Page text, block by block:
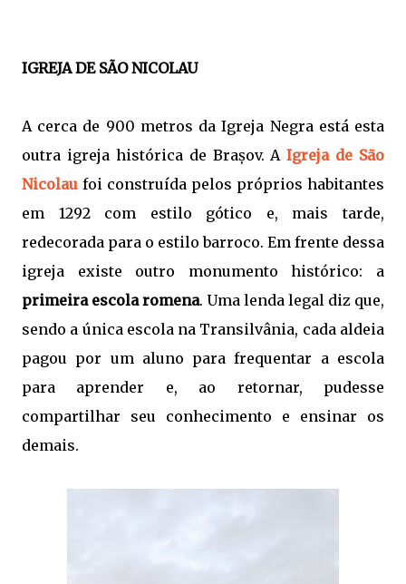
IGREJA DE SÃO NICOLAU
A cerca de 900 metros da Igreja Negra está esta
outra igreja histórica de Brașov. AIgreja de São
Nicolau foi construída pelos próprios habitantes
em 1292 com estilo gótico e, mais tarde,
redecorada para o estilo barroco. Em frente dessa
igreja existe outro monumento histórico: a
primeira escola romena. Uma lenda legal diz que,
sendo a única escola na Transilvânia, cada aldeia
pagou por um aluno para frequentar a escola
para aprender e, ao retornar, pudesse
compartilhar seu conhecimento e ensinar os
demais.